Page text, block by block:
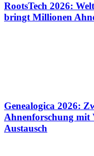
RootsTech 2026:
bringt Millionen
Genealogica 2026:
Ahnenforschung mit
Austausch